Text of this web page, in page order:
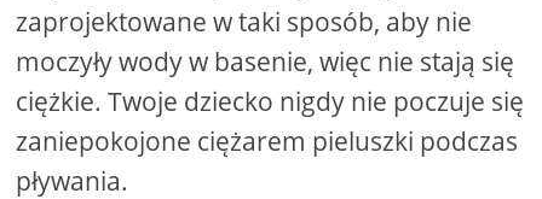
zaprojektowane w taki sposób, aby nie
moczyły wody w basenie, więc nie stają się
ciężkie. Twoje dziecko nigdy nie poczuje się
zaniepokojone ciężarem pieluszki podczas
pływania.